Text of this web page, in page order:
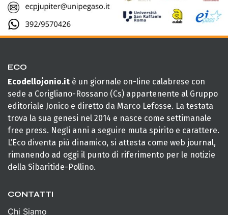
ECO
Ecodellojonio.it è un giornale on-line calabrese con
sede a Corigliano-Rossano (Cs) appartenente al Gruppo
editoriale Jonico e diretto da Marco Lefosse. La testata
trova la sua genesi nel 2014 e nasce come settimanale
free press. Negli anni a seguire muta spirito e carattere.
L’Eco diventa più dinamico, si attesta come web journal,
rimanendo ad oggi il punto di riferimento per le notizie
della Sibaritide-Pollino.
CONTATTI
Chi Siamo